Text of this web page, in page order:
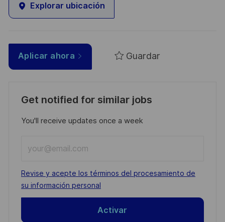
Explorar ubicación
Aplicar ahora Guardar
Get notified for similar jobs
You'll receive updates once a week
Email
address
(Required)
Required
Revise y acepte los términos del procesamiento de
su información personal
Activar